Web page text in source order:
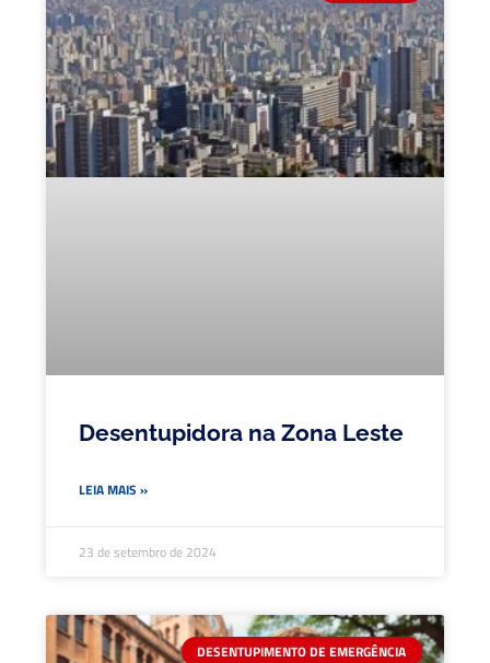
Desentupidora na Zona Leste
LEIA MAIS »
23 de setembro de 2024
DESENTUPIMENTO DE EMERGÊNCIA